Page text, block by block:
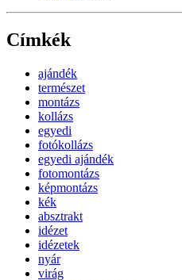
Címkék
ajándék
természet
montázs
kollázs
egyedi
fotókollázs
egyedi ajándék
fotomontázs
képmontázs
kék
absztrakt
idézet
idézetek
nyár
virág